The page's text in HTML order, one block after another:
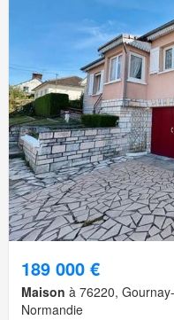
189 000 €
Maison à 76220,
Normandie